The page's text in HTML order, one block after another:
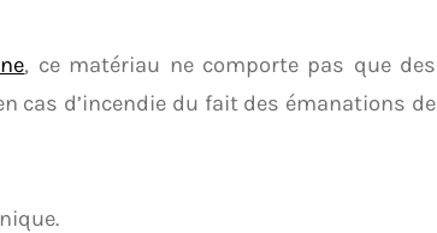
, ce matériau ne comporte pas que des
cas d’incendie du fait des émanations de